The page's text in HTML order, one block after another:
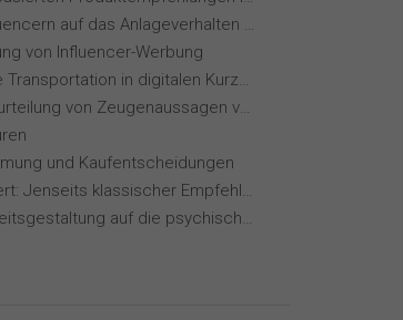
Einfluss von Finanzinfluencern auf das Anlageverhalten der Gen Z⁠
von Influencer-Werbung
Storytelling & Narrative Transportation in digitalen Kurzvideoformaten
Wahrnehmung und Beurteilung von Zeugenaussagen vor Gericht
und Kaufentscheidungen
Wie KI Motivation fördert: Jenseits klassischer Empfehlungssysteme
Einfluss moderner Arbeitsgestaltung auf die psychische Gesundheit